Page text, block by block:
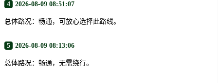
4 2026-08-09 08:51:07
总体路况：畅通，可放心选择此路线。
5 2026-08-09 08:13:06
总体路况：畅通，无需绕行。